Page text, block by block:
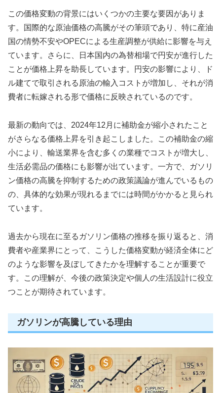
この価格変動の背景にはいくつかの主要な要因がありま
す。国際的な原油価格の高騰がその筆頭であり、特に産油
国の情勢不安やOPECによる生産調整が供給に影響を与え
ています。さらに、日本国内の為替相場で円安が進行した
ことが価格上昇を助長しています。円安の影響により、ド
ル建てで取引される原油の輸入コストが増加し、それが消
費者に転嫁される形で価格に反映されているのです。
最新の動向では、2024年12月に補助金が縮小されたこと
がさらなる価格上昇を引き起こしました。この補助金の縮
小により、輸送業界を含む多くの業種でコストが増大し、
生活必需品の価格にも影響が出ています。一方で、ガソリ
ン価格の高騰を抑制するための政策議論が進んでいるもの
の、具体的な効果が現れるまでには時間がかかると見られ
ています。
過去から現在に至るガソリン価格の推移を振り返ると、消
費者や産業界にとって、こうした価格変動が経済全体にど
のような影響を及ぼしてきたかを理解することが重要で
す。この理解が、今後の政策決定や個人の生活設計に役立
つことが期待されています。
ガソリンが高騰している理由